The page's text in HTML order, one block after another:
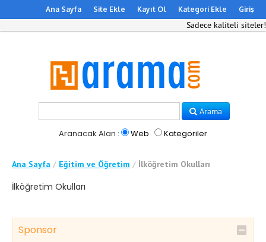
Ana Sayfa Site Ekle Kayıt Ol Kategori Ekle Giriş
Sadece kaliteli siteler!
Arama
Aranacak Alan : Web Kategoriler
Ana Sayfa / Eğitim ve Öğretim / İlköğretim Okulları
İlköğretim Okulları
Sponsor